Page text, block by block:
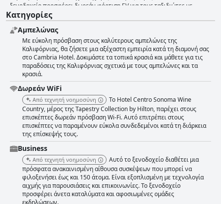
ξενοδοχείο προσφέρει δωρεάν φόρτιση EV για τους ταξιδιώτες με
οικολογική συνείδηση και οι επισκέπτες μπορούν να εξερευνήσουν τους
χώρους του ξενοδοχείου με τους τριχωτούς φίλους τους. Ορισμένοι
επισκέπτες εξέφρασαν ανησυχία σχετικά με τον αριθμό των ζώων στο
ξενοδοχείο και την πιθανότητα να μείνουν σε δωμάτιο που στο
παρελθόν φιλοξενούσε σκύλους. Ωστόσο, σε γενικές γραμμές, το
Cambria Hotel είναι μια τέλεια επιλογή για όσους θέλουν να πάρουν
μαζί τους τα σκυλιά τους στις διακοπές τους στη Sonoma.
Κατηγορίες
Αμπελώνας
Με εύκολη πρόσβαση στους καλύτερους αμπελώνες της
Καλιφόρνιας, θα ζήσετε μια αξέχαστη εμπειρία κατά τη διαμονή σας
στο Cambria Hotel. Δοκιμάστε τα τοπικά κρασιά και μάθετε για τις
παραδόσεις της Καλιφόρνιας σχετικά με τους αμπελώνες και τα
κρασιά.
Δωρεάν WiFi
Από τεχνητή νοημοσύνη
Το Hotel Centro Sonoma Wine
Country, μέρος της Tapestry Collection by Hilton, παρέχει στους
επισκέπτες δωρεάν πρόσβαση Wi-Fi. Αυτό επιτρέπει στους
επισκέπτες να παραμένουν εύκολα συνδεδεμένοι κατά τη διάρκεια
της επίσκεψής τους.
Business
Από τεχνητή νοημοσύνη
Αυτό το ξενοδοχείο διαθέτει μια
πρόσφατα ανακαινισμένη αίθουσα συσκέψεων που μπορεί να
φιλοξενήσει έως και 150 άτομα. Είναι εξοπλισμένη με τεχνολογία
αιχμής για παρουσιάσεις και επικοινωνίες. Το ξενοδοχείο
προσφέρει άνετα καταλύματα και αφοσιωμένες ομάδες
εκδηλώσεων.